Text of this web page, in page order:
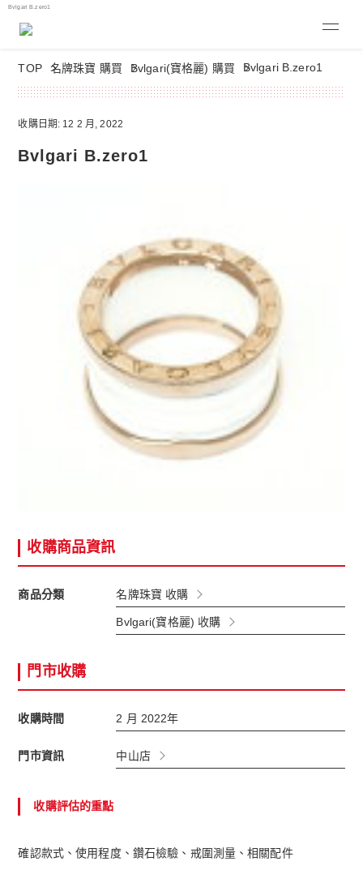
Bvlgari B.zero1
TOP 名牌珠寶 購買 Bvlgari(寶格麗) 購買 Bvlgari B.zero1
收購日期: 12 2 月, 2022
Bvlgari B.zero1
收購商品資訊
商品分類 名牌珠寶 收購
Bvlgari(寶格麗) 收購
門市收購
收購時間 2 月 2022年
門市資訊 中山店
收購評估的重點
確認款式、使用程度、鑽石檢驗、戒圍測量、相關配件